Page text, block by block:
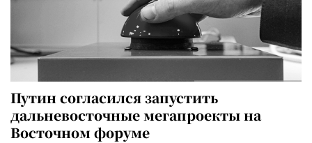
Путин согласился запустить
дальневосточные мегапроекты на
Восточном форуме